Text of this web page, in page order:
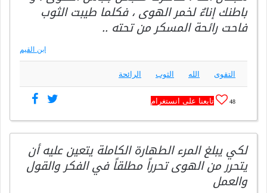
باطنك إناءٌ لخمر الهوى ، فكلما طيبت الثوب
فاحت رائحة المسكر من تحته ..
ابن القيم
التقوى الله الثوب الرائحة
48 تابعنا على انستغرام
لكي يبلغ المرء الطهارة الكاملة يتعين عليه أن
يتحرر من الهوى تحرراً مطلقاً في الفكر والقول
والعمل